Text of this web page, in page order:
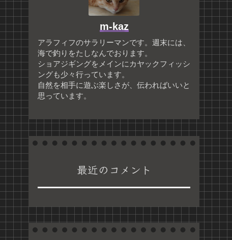
m-kaz
アラフィフのサラリーマンです。週末には、
海で釣りをたしなんでおります。
ショアジギングをメインにカヤックフィッシ
ングも少々行っています。
自然を相手に遊ぶ楽しさが、伝わればいいと
思っています。
最近のコメント